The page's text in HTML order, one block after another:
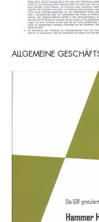
ALLGEMEINE